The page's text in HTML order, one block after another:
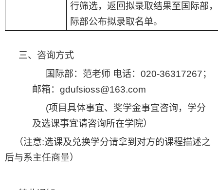
行筛选，返回拟录取结果至国际部
际部公布拟录取名单。
三、咨询方式
国际部： 范老师 电话： 020-36317267；
邮箱： gdufsioss@163.com
(项目具体事宜、奖学金事宜咨询，学分
及选课事宜请咨询所在学院）
（注意:选课及兑换学分请拿到对方的课程描述之
后与系主任商量）